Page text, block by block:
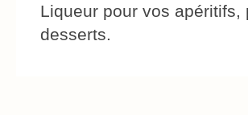
Liqueur pour vos apéritifs,
desserts.